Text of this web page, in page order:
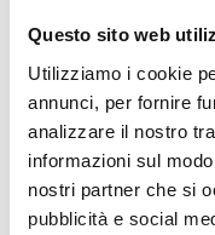
Questo sito web
Utilizziamo i cookie
annunci, per fornire
analizzare il nostro
informazioni sul
nostri partner che si
pubblicità e social
Numero stanze: 5
Numero di bagni:5
Numero letti:
10